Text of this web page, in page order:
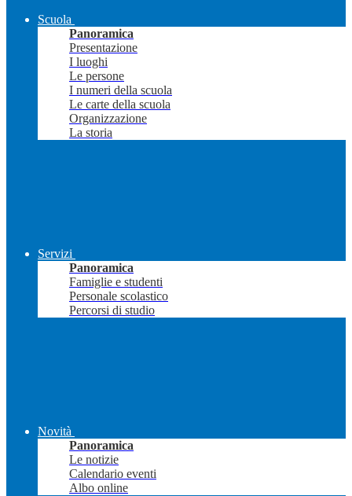
Scuola
Panoramica
Presentazione
I luoghi
Le persone
I numeri della scuola
Le carte della scuola
Organizzazione
La storia
Servizi
Panoramica
Famiglie e studenti
Personale scolastico
Percorsi di studio
Novità
Panoramica
Le notizie
Calendario eventi
Albo online